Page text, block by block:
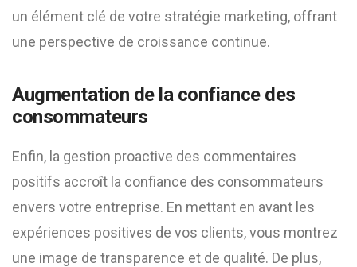
un élément clé de votre stratégie marketing, offrant
une perspective de croissance continue.
Augmentation de la confiance des
consommateurs
Enfin, la gestion proactive des commentaires
positifs accroît la confiance des consommateurs
envers votre entreprise. En mettant en avant les
expériences positives de vos clients, vous montrez
une image de transparence et de qualité. De plus,